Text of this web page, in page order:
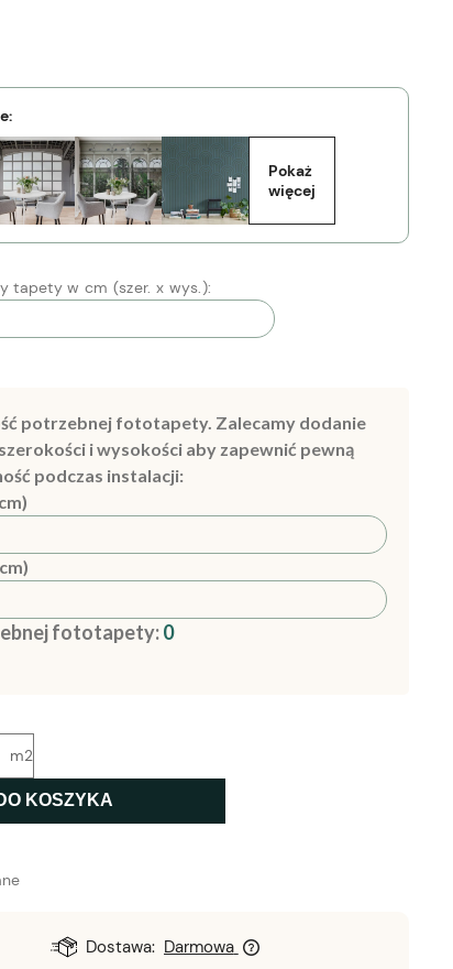
Pokaż
więcej
tapety w cm (szer. x wys.):
potrzebnej fototapety. Zalecamy dodanie
i wysokości aby zapewnić pewną
podczas instalacji:
fototapety:0
m2
KOSZYKA
Dostawa: Darmowa